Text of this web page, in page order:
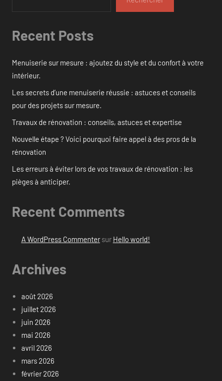
Recent Posts
Menuiserie sur mesure : ajoutez du style et du confort à votre
intérieur.
Les secrets d’une menuiserie réussie : astuces et conseils
pour des projets sur mesure.
Travaux de rénovation : conseils, astuces et expertise
Nouvelle étape ? Voici pourquoi faire appel à des pros de la
rénovation
Les erreurs à éviter lors de vos travaux de rénovation : les
pièges à anticiper.
Recent Comments
A WordPress Commentersur Hello world!
Archives
août 2026
juillet 2026
juin 2026
mai 2026
avril 2026
mars 2026
février 2026